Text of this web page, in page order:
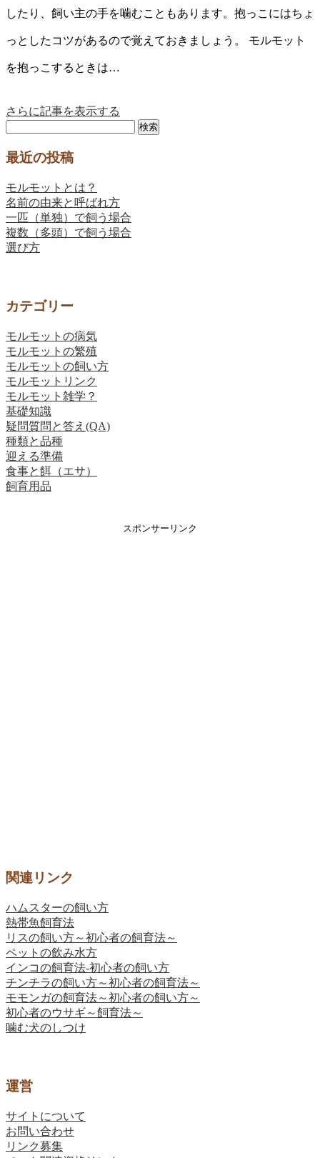
したり、飼い主の手を噛むこともあります。抱っこにはちょ
っとしたコツがあるので覚えておきましょう。 モルモット
を抱っこするときは…
さらに記事を表示する
最近の投稿
モルモットとは？
名前の由来と呼ばれ方
一匹（単独）で飼う場合
複数（多頭）で飼う場合
選び方
カテゴリー
モルモットの病気
モルモットの繁殖
モルモットの飼い方
モルモットリンク
モルモット雑学？
基礎知識
疑問質問と答え(QA)
種類と品種
迎える準備
食事と餌（エサ）
飼育用品
スポンサーリンク
関連リンク
ハムスターの飼い方
熱帯魚飼育法
リスの飼い方～初心者の飼育法～
ペットの飲み水方
インコの飼育法-初心者の飼い方
チンチラの飼い方～初心者の飼育法～
モモンガの飼育法～初心者の飼い方～
初心者のウサギ～飼育法～
噛む犬のしつけ
運営
サイトについて
お問い合わせ
リンク募集